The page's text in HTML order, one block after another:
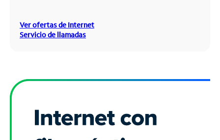
Ver ofertas de Internet
Servicio de llamadas